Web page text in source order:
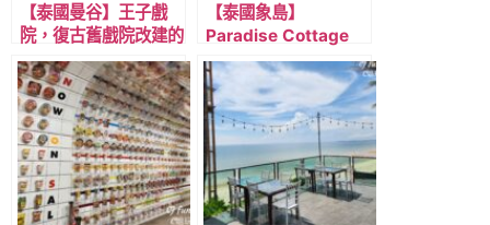
【泰國曼谷】王子戲
院，復古舊戲院改建的
旅館，近BTS 深綠線
Saphan Taksin沙潘
塔克辛站
【泰國象島】
Paradise Cottage
180度無死角海景渡假
村，雙人房一晚泰銖
1,000有找!